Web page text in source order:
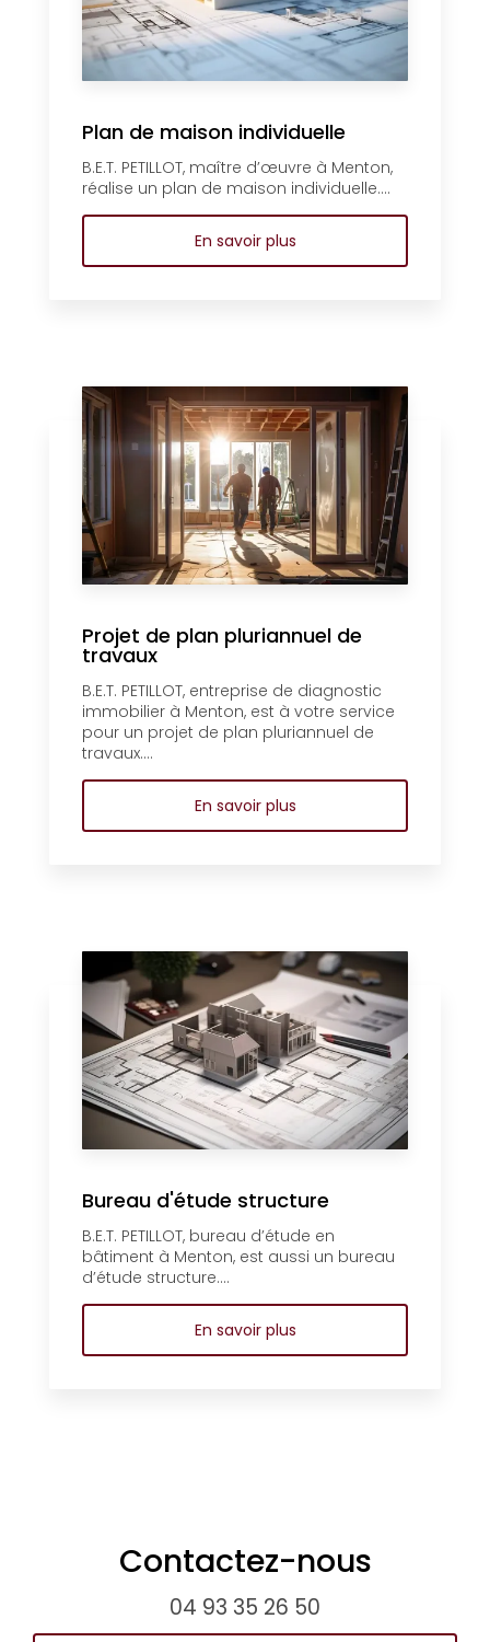
Plan de maison individuelle
B.E.T. PETILLOT, maître d’œuvre à Menton,
réalise un plan de maison individuelle....
En savoir plus
Projet de plan pluriannuel de
travaux
B.E.T. PETILLOT, entreprise de diagnostic
immobilier à Menton, est à votre service
pour un projet de plan pluriannuel de
travaux....
En savoir plus
Bureau d'étude structure
B.E.T. PETILLOT, bureau d’étude en
bâtiment à Menton, est aussi un bureau
d’étude structure....
En savoir plus
Contactez-nous
04 93 35 26 50